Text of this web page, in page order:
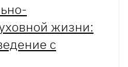
жизни:
с